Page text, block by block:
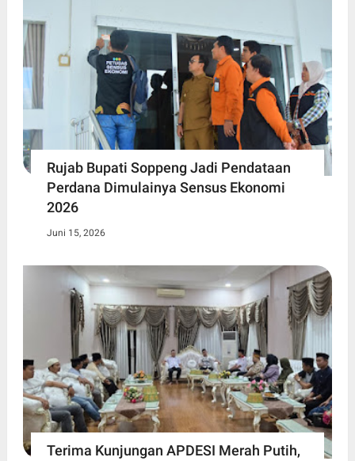
Rujab Bupati Soppeng Jadi Pendataan
Perdana Dimulainya Sensus Ekonomi
2026
Juni 15, 2026
Terima Kunjungan APDESI Merah Putih,